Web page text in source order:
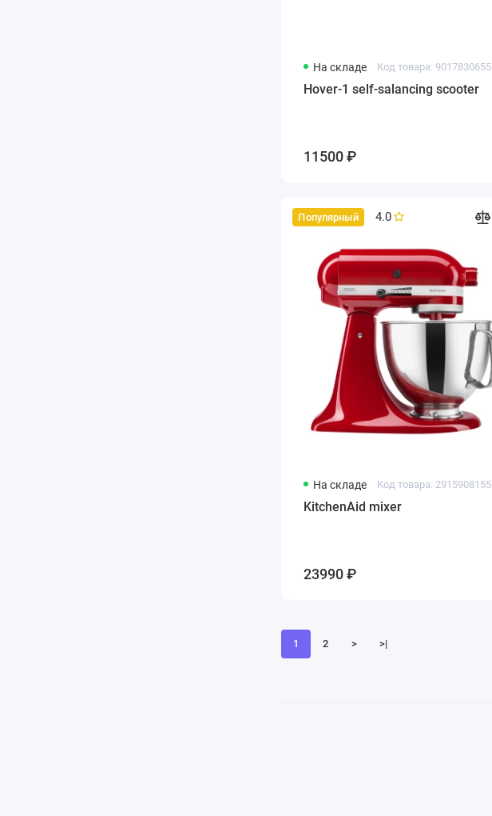
На складе Код товара: 9017830655
Hover-1 self-salancing scooter
11500 ₽
Популярный 4.0
На складе Код товара: 2915908155
KitchenAid mixer
23990 ₽
1 2 > >|